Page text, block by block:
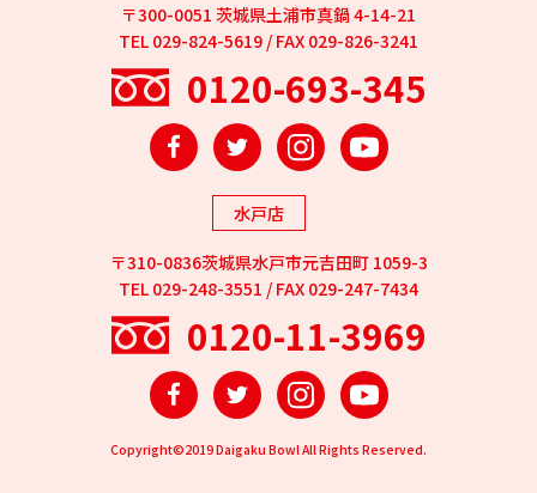
〒300-0051 茨城県土浦市真鍋 4-14-21
TEL 029-824-5619 / FAX 029-826-3241
0120-693-345
FacebookTwitterInstagramYouTube
水戸店
〒310-0836茨城県水戸市元吉田町 1059-3
TEL 029-248-3551 / FAX 029-247-7434
0120-11-3969
FacebookTwitterInstagramYouTube
Copyright©2019 Daigaku Bowl All Rights Reserved.